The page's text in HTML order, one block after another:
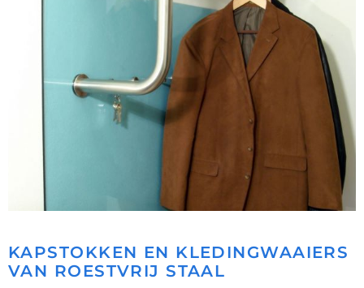
KAPSTOKKEN EN KLEDINGWAAIERS
VAN ROESTVRIJ STAAL